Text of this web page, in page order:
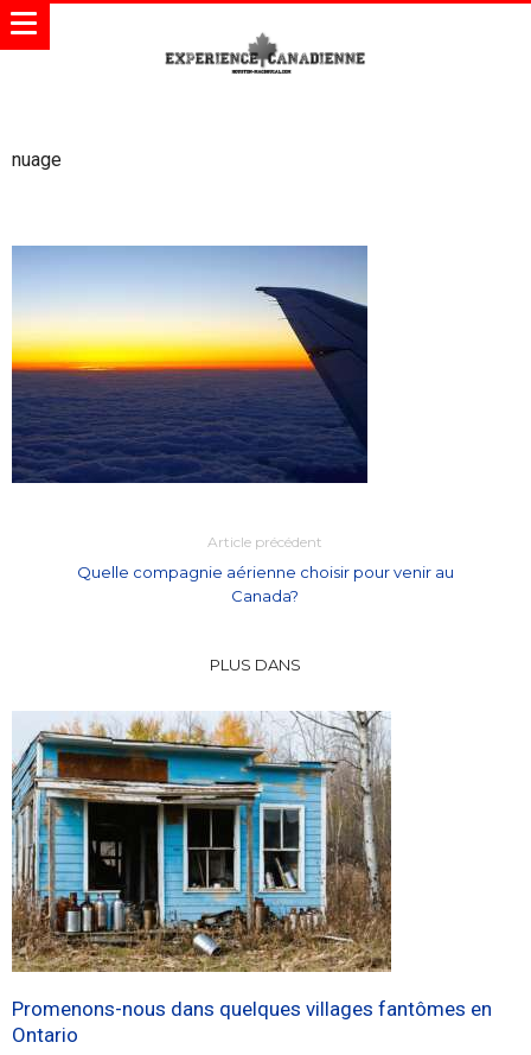
nuage
Article précédent
Quelle compagnie aérienne choisir pour venir au
Canada?
PLUS DANS
Promenons-nous dans quelques villages fantômes en
Ontario